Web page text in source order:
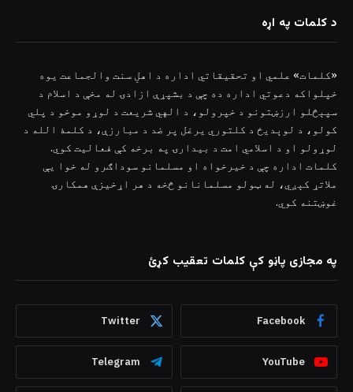
د کلمات په اړه
«کلمات» علمي او تحقیقاتي اداره د اهلِ سنت والجماعت یوه
خپلواکه دعوتي اداره ده چې د بشپړې ازادۍ له مخې د اسلام د
سپېڅلو ارزښتونو د خپرولو، د الهي شریعت د لوړو موخو د پلي
کولو، د لوېدیځ د کلتوري یرغل پر ضد د مبارزې، د کلمۀ الله د
لوړولو او د اسلامي امت د بیدارۍ په برخه کې فعالیت کوي.
کلمات اداره چې د خیرخواه او مسلمانو سوداګرو له خوا یې
ملاتړ کېږي، له ټولو مسلمانانو څخه د هر اړخیزې همکارۍ
غوښتنه کوي.
په مجازی پاڼو کې کلمات تعقیب کړئ
Facebook
Twitter
YouTube
Telegram